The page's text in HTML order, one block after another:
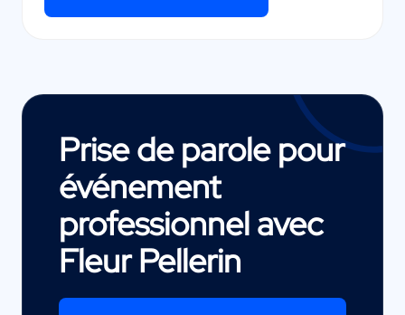
Prise de parole pour
événement
professionnel avec
Fleur Pellerin